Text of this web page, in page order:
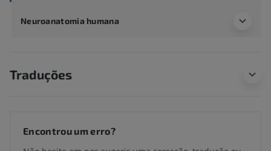
Neuroanatomia humana
Traduções
Encontrou um erro?